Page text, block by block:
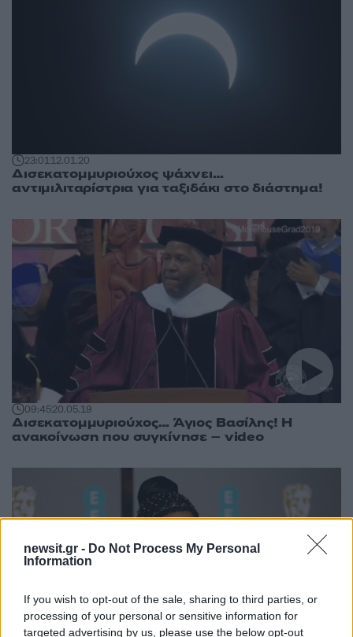
newsit.gr - Do Not Process My Personal
Information
If you wish to opt-out of the sale, sharing to third parties, or
processing of your personal or sensitive information for
targeted advertising by us, please use the below opt-out
23:0112.01.20
Δισεκατομμυριούχος ψάχνει…
αντιμιλιταρίστρια για ταξιδάκι στο διάστημα!
09:4520.05.19
Δισεκατομμυριούχος… Άγιος Βασίλης! Η
ανακοίνωση που συγκίνησε – video